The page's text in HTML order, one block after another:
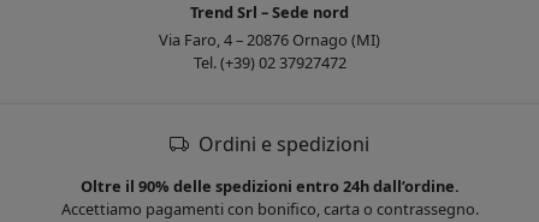
Trend Srl – Sede nord
Via Faro, 4 – 20876 Ornago (MI)
Tel. (+39) 02 37927472
Ordini e spedizioni
Oltre il 90% delle spedizioni entro 24h dall’ordine.
Accettiamo pagamenti con bonifico, carta o contrassegno.